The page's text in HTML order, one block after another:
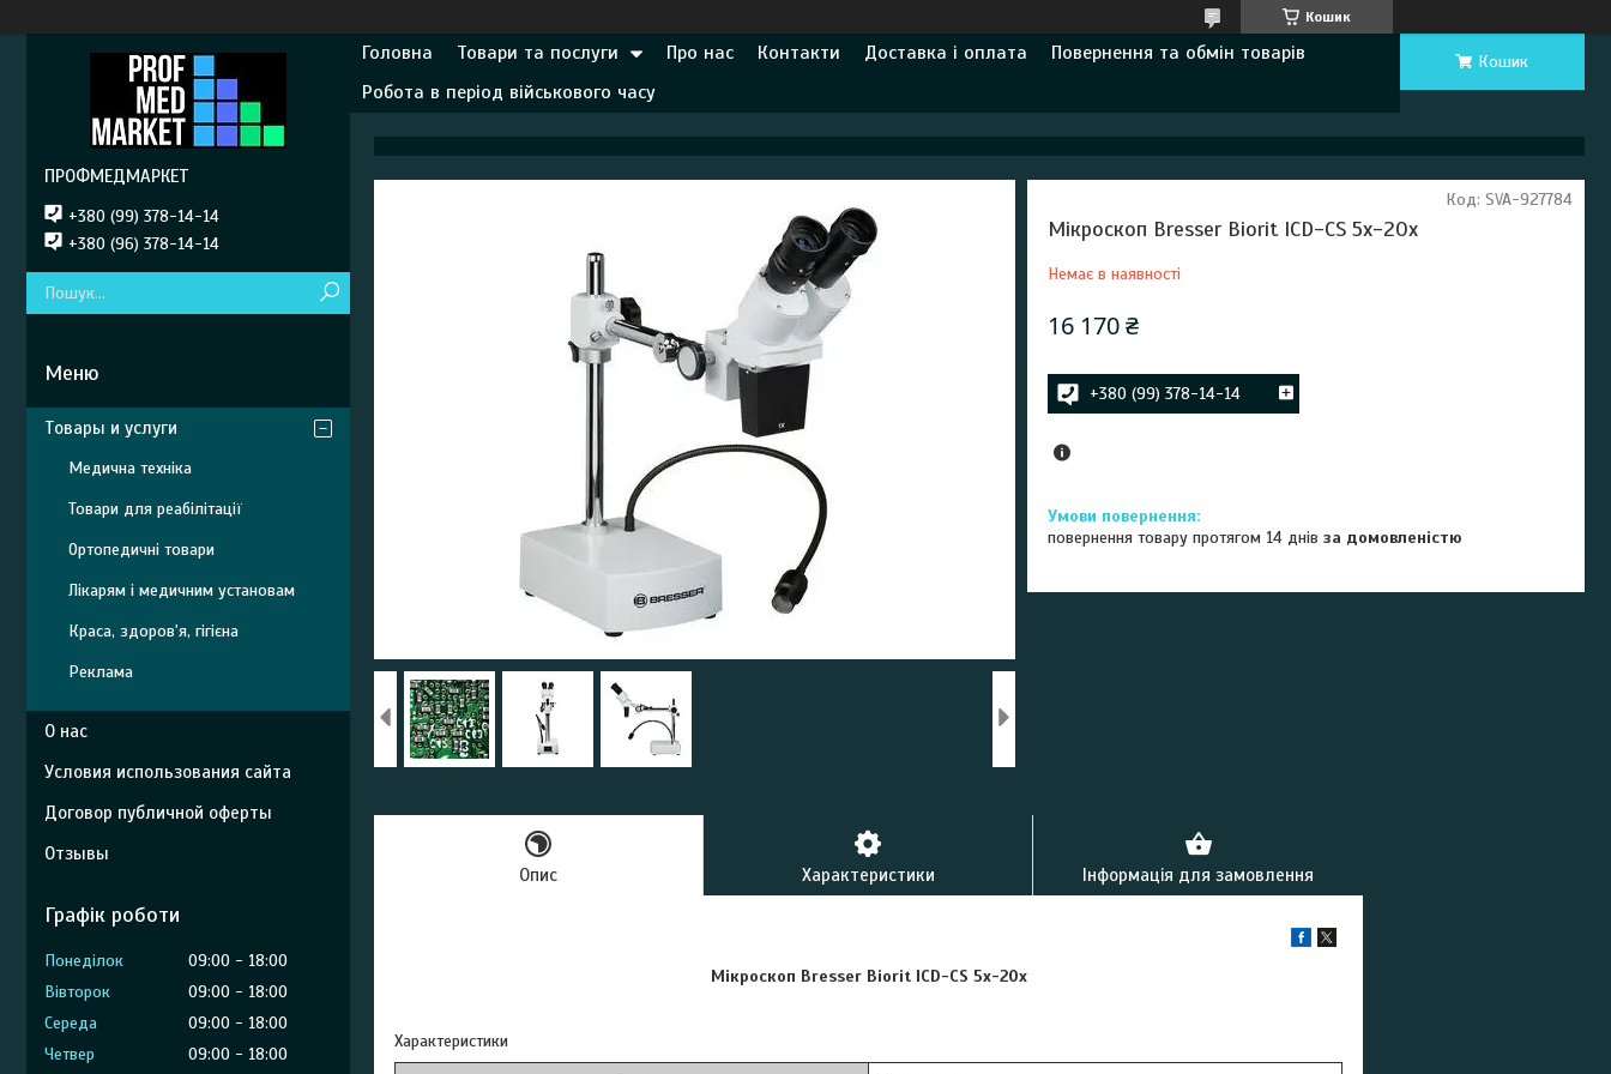
Кошик
Головна Товари та послуги Про нас Контакти Доставка і оплата
Повернення та обмін товарів
Робота в період військового часу
Кошик
Мікроскоп Bresser Biorit ICD-CS 5x-20x
Немає в наявності
Код: SVA-927784
16 170 ₴
+380 (99) 378-14-14
повернення товару протягом 14 днівза домовленістю
Опис Характеристики Інформація для замовлення
Мікроскоп Bresser Biorit ICD-CS 5x-20x
Характеристики
ПРОФМЕДМАРКЕТ
+380 (99) 378-14-14
+380 (96) 378-14-14
Товары и услуги
Медична техніка
Товари для реабілітації
Ортопедичні товари
Лікарям і медичним установам
Краса, здоров'я, гігієна
Реклама
О нас
Условия использования сайта
Договор публичной оферты
Отзывы
Графік роботи
Понеділок 09:00
18:00
Вівторок
09:00
18:00
Середа
09:00
18:00
Четвер
09:00
18:00